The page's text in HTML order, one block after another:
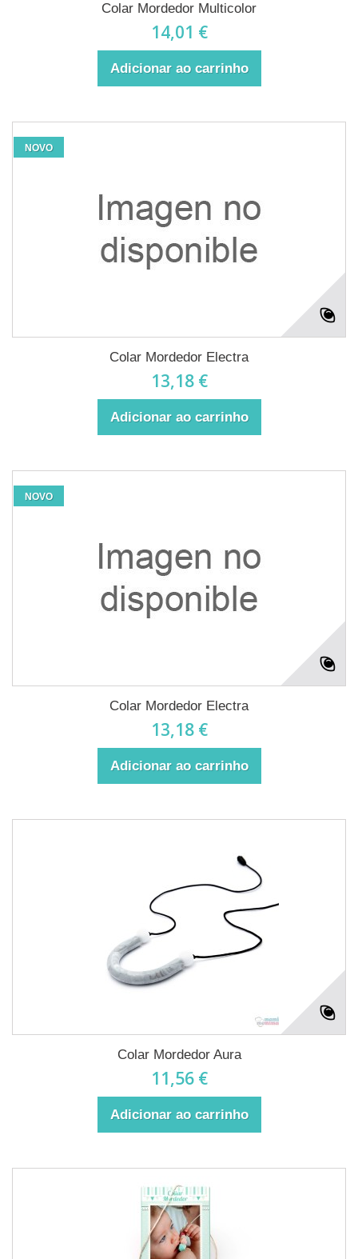
Colar Mordedor Multicolor
14,01 €
Adicionar ao carrinho
NOVO
Colar Mordedor Electra
13,18 €
Adicionar ao carrinho
NOVO
Colar Mordedor Electra
13,18 €
Adicionar ao carrinho
Colar Mordedor Aura
11,56 €
Adicionar ao carrinho